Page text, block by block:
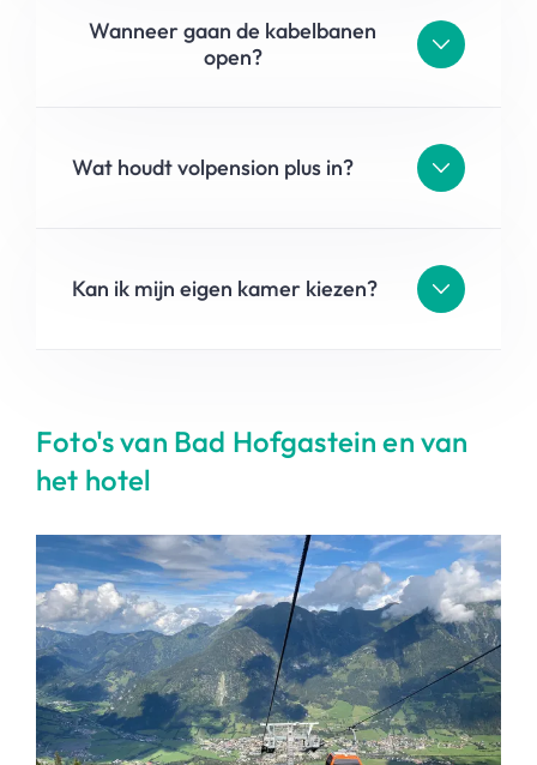
Wanneer gaan de kabelbanen
open?
Wat houdt volpension plus in?
Kan ik mijn eigen kamer kiezen?
Foto's van Bad Hofgastein en van
het hotel